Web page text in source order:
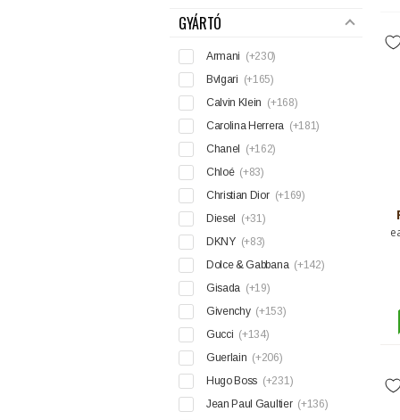
GYÁRTÓ
Armani (+230)
Bvlgari (+165)
Calvin Klein (+168)
Carolina Herrera (+181)
Chanel
(+162)
Chloé (+83)
Christian Dior (+169)
Diesel
(+31)
DKNY (+83)
Dolce & Gabbana (+142)
Gisada (+19)
Givenchy (+153)
Gucci (+134)
Guerlain (+206)
Hugo Boss (+231)
Jean Paul Gaultier (+136)